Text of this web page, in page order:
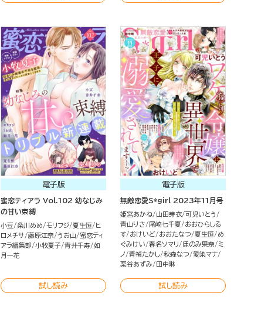
電子版
蜜恋ティアラ Vol.102 幼なじみ
の甘い束縛
小豆 粂川めめ モリフジ 夏生恒
ヒ
ロメチサ
藤原江奈 うお山
蜜恋ティ
アラ編集部
小牧夏子 青井千寿 如
月一花
試し読み
電子版
無敵恋愛S*girl 2023年11月号
姫宮あかね 山田芽衣 可児いとう
青山りさ
尾崎七千夏
おおひらしる
す
おけいど おおたなつ 夏生恒
め
ぐみけい
春名ソマリ ほのみ果奈
ミ
ノ
青禎たかし 秋森なつ
愛染マナ
栗谷あずみ
田中琳
試し読み